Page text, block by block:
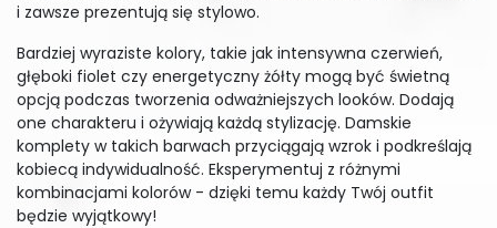
i zawsze prezentują się stylowo.
Bardziej wyraziste kolory, takie jak intensywna czerwień,
głęboki fiolet czy energetyczny żółty mogą być świetną
opcją podczas tworzenia odważniejszych looków. Dodają
one charakteru i ożywiają każdą stylizację. Damskie
komplety w takich barwach przyciągają wzrok i podkreślają
kobiecą indywidualność. Eksperymentuj z różnymi
kombinacjami kolorów - dzięki temu każdy Twój outfit
będzie wyjątkowy!